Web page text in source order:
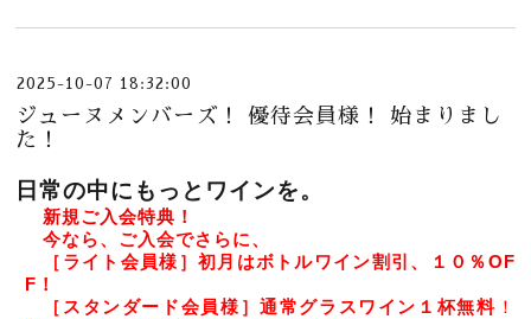
2025-10-07 18:32:00
ジューヌメンバーズ！ 優待会員様！ 始まりまし
た！
日常の中にもっとワインを。
新規ご入会特典！
今なら、ご入会でさらに、
［ライト会員様］ 初月はボトルワイン割引、 １０％OF
F ！
［スタンダード会員様］通常グラスワイン １杯無料 ！